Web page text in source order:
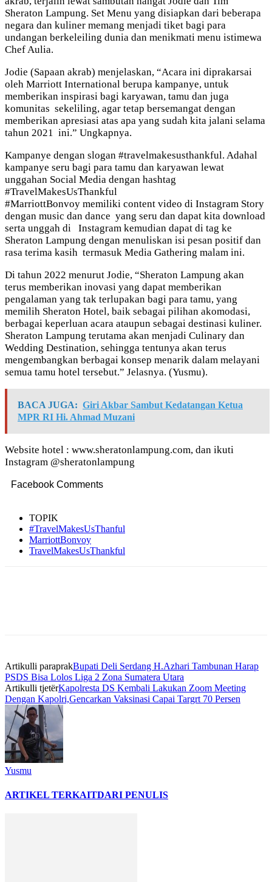
Sheraton Lampung. Set Menu yang disiapkan dari beberapa
negara dan kuliner memang menjadi tiket bagi para
undangan berkeleiling dunia dan menikmati menu istimewa
Chef Aulia.
Jodie (Sapaan akrab) menjelaskan, “Acara ini diprakarsai
oleh Marriott International berupa kampanye, untuk
memberikan inspirasi bagi karyawan, tamu dan juga
komunitas sekeliling, agar tetap bersemangat dengan
memberikan apresiasi atas apa yang sudah kita jalani selama
tahun 2021 ini.” Ungkapnya.
Kampanye dengan slogan #travelmakesusthankful. Adahal
kampanye seru bagi para tamu dan karyawan lewat
unggahan Social Media dengan hashtag
#TravelMakesUsThankful
#MarriottBonvoy memiliki content video di Instagram Story
dengan music dan dance yang seru dan dapat kita download
serta unggah di Instagram kemudian dapat di tag ke
Sheraton Lampung dengan menuliskan isi pesan positif dan
rasa terima kasih termasuk Media Gathering malam ini.
Di tahun 2022 menurut Jodie, “Sheraton Lampung akan
terus memberikan inovasi yang dapat memberikan
pengalaman yang tak terlupakan bagi para tamu, yang
memilih Sheraton Hotel, baik sebagai pilihan akomodasi,
berbagai keperluan acara ataupun sebagai destinasi kuliner.
Sheraton Lampung terutama akan menjadi Culinary dan
Wedding Destination, sehingga tentunya akan terus
mengembangkan berbagai konsep menarik dalam melayani
semua tamu hotel tersebut.” Jelasnya. (Yusmu).
BACA JUGA: Giri Akbar Sambut Kedatangan Ketua
MPR RI Hi. Ahmad Muzani
Website hotel : www.sheratonlampung.com, dan ikuti
Instagram @sheratonlampung
Facebook Comments
TOPIK
#TravelMakesUsThanful
MarriottBonvoy
TravelMakesUsThankful
Artikulli paraprakBupati Deli Serdang H.Azhari Tambunan Harap
PSDS Bisa Lolos Liga 2 Zona Sumatera Utara
Artikulli tjetërKapolresta DS Kembali Lakukan Zoom Meeting
Dengan Kapolri,Gencarkan Vaksinasi Capai Targrt 70 Persen
Yusmu
ARTIKEL TERKAITDARI PENULIS